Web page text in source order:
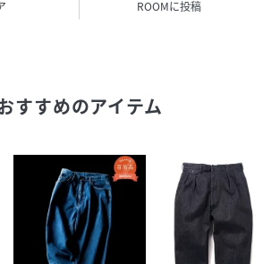
色調と異なって見える場合があります。あ
】
サイズ：M/着用サイズ：M
ROOMに投稿
すすめのアイテム